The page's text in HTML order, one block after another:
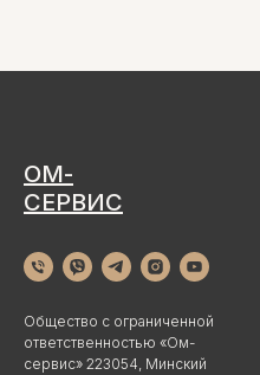
ОМ-
СЕРВИС
Общество с ограниченной
ответственностью «Ом-
сервис» 223054, Минский